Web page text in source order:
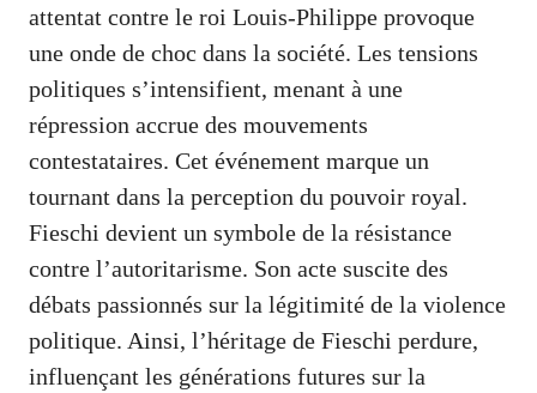
attentat contre le roi Louis-Philippe provoque
une onde de choc dans la société. Les tensions
politiques s’intensifient, menant à une
répression accrue des mouvements
contestataires. Cet événement marque un
tournant dans la perception du pouvoir royal.
Fieschi devient un symbole de la résistance
contre l’autoritarisme. Son acte suscite des
débats passionnés sur la légitimité de la violence
politique. Ainsi, l’héritage de Fieschi perdure,
influençant les générations futures sur la